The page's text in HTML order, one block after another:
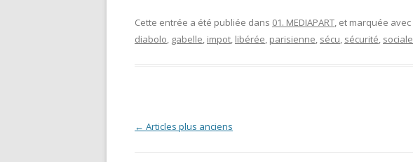
Cette entrée a été publiée dans 01. MEDIAPART, et marquée avec
diabolo, gabelle, impot, libérée, parisienne, sécu, sécurité, sociale
Navigation des articles
← Articles plus anciens